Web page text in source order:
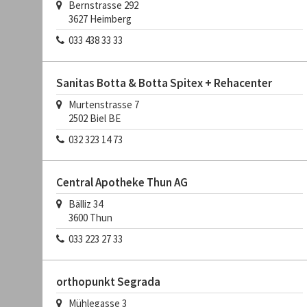
Bernstrasse 292
3627 Heimberg
033 438 33 33
Sanitas Botta & Botta Spitex + Rehacenter
Murtenstrasse 7
2502 Biel BE
032 323 14 73
Central Apotheke Thun AG
Bälliz 34
3600 Thun
033 223 27 33
orthopunkt Segrada
Mühlegasse 3